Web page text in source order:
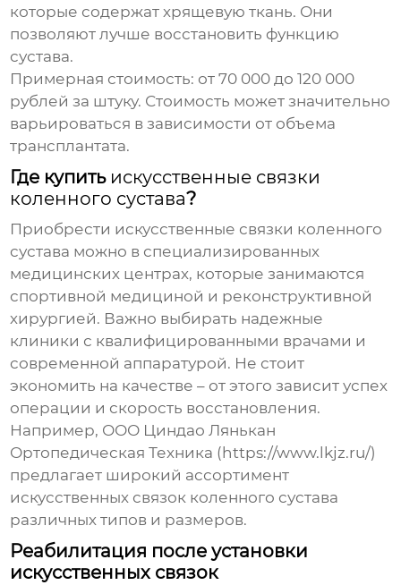
которые содержат хрящевую ткань. Они
позволяют лучше восстановить функцию
сустава.
Примерная стоимость: от 70 000 до 120 000
рублей за штуку. Стоимость может значительно
варьироваться в зависимости от объема
трансплантата.
Где купить искусственные связки
коленного сустава?
Приобрести искусственные связки коленного
сустава можно в специализированных
медицинских центрах, которые занимаются
спортивной медициной и реконструктивной
хирургией. Важно выбирать надежные
клиники с квалифицированными врачами и
современной аппаратурой. Не стоит
экономить на качестве – от этого зависит успех
операции и скорость восстановления.
Например, ООО Циндао Лянькан
Ортопедическая Техника (https://www.lkjz.ru/)
предлагает широкий ассортимент
искусственных связок коленного сустава
различных типов и размеров.
Реабилитация после установки
искусственных связок